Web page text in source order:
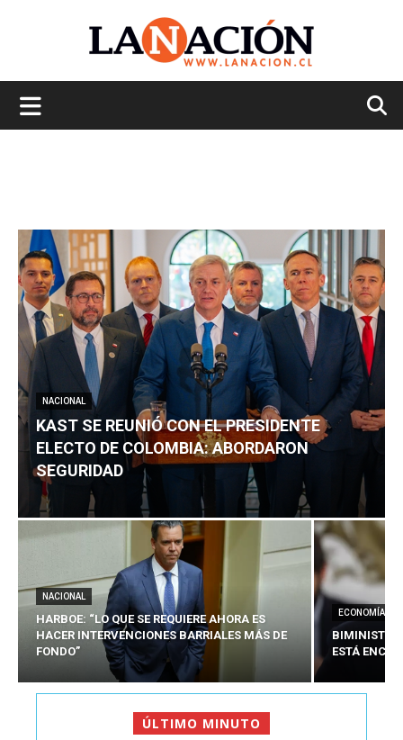
NACIONAL
KAST SE REUNIÓ CON EL PRESIDENTE
ELECTO DE COLOMBIA: ABORDARON
SEGURIDAD
NACIONAL
HARBOE: “LO QUE SE REQUIERE AHORA ES
HACER INTERVENCIONES BARRIALES MÁS DE
FONDO”
ECONOMÍA
BIMINISTRO
ESTÁ
ÚLTIMO MINUTO